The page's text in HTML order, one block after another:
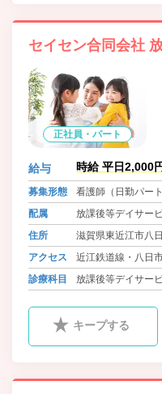
セイセン合同会社
正社員・パート
給与 時給 平日2,000
募集形態
看護師（日勤パート
配属
放課後等デイサー
住所
滋賀県東近江市八
アクセス
近江鉄道線・八日
診療科目
放課後等デイサー
キープする